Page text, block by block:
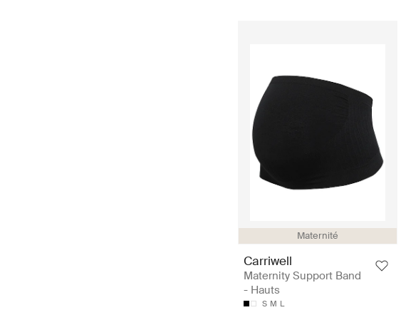
Maternité
Carriwell
Maternity Support Band
- Hauts
S M L